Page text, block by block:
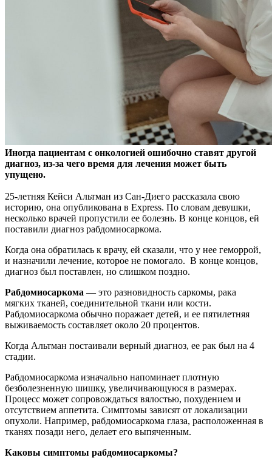
Иногда пациентам с онкологией ошибочно ставят другой
диагноз, из-за чего время для лечения может быть
упущено.
25-летняя Кейси Альтман из Сан-Диего рассказала свою
историю, она опубликована в Express. По словам девушки,
несколько врачей пропустили ее болезнь. В конце концов, ей
поставили диагноз рабдомиосаркома.
Когда она обратилась к врачу, ей сказали, что у нее геморрой,
и назначили лечение, которое не помогало. В конце концов,
диагноз был поставлен, но слишком поздно.
Рабдомиосаркома — это разновидность саркомы, рака
мягких тканей, соединительной ткани или кости.
Рабдомиосаркома обычно поражает детей, и ее пятилетняя
выживаемость составляет около 20 процентов.
Когда Альтман постаивали верный диагноз, ее рак был на 4
стадии.
Рабдомиосаркома изначально напоминает плотную
безболезненную шишку, увеличивающуюся в размерах.
Процесс может сопровождаться вялостью, похудением и
отсутствием аппетита. Симптомы зависят от локализации
опухоли. Например, рабдомиосаркома глаза, расположенная в
тканях позади него, делает его выпяченным.
Каковы симптомы рабдомиосаркомы?